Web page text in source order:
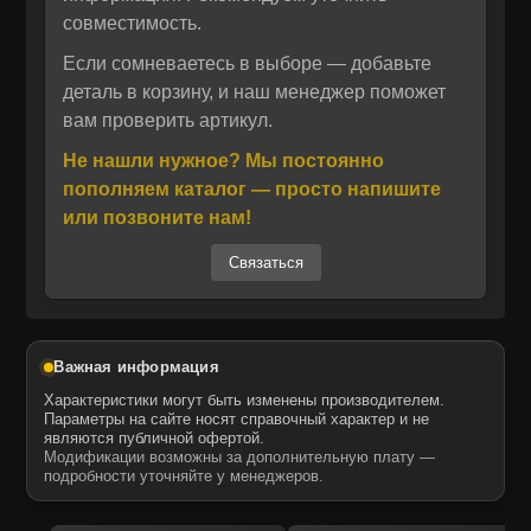
Отправить
Политика конфиденциальности
Отправить
Даю своё согласие на обработку персональных данных.
Политика конфиденциальности
материалов и точное соблюдение
технических параметров оригинала
гарантирует длительный срок службы и
стабильную работу оборудования.
Производитель ITR USCO — известный
итальянский бренд, специализирующийся на
выпуске аналоговых запасных частей для
спецтехники. Продукция отличается высокой
узлами, что подтверждается строгим
производства. Ремкомплект 707-99-64550
включает все необходимые компоненты для
проведения ремонтных работ, обеспечивая
быструю и точную замену изношенных
совместимость.
Если сомневаетесь в выборе — добавьте
деталь в корзину, и наш менеджер поможет
вам проверить артикул.
Не нашли нужное? Мы постоянно
пополняем каталог — просто напишите
или позвоните нам!
Связаться
Важная информация
Характеристики могут быть изменены производителем.
Параметры на сайте носят справочный характер и не
являются публичной офертой.
Модификации возможны за дополнительную плату —
подробности уточняйте у менеджеров.